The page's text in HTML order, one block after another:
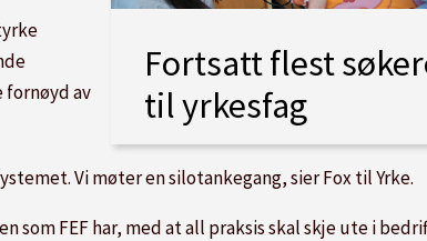
Fortsatt flest
til yrkesfag
av
Vi møter en silotankegang, sier Fox til Yrke.
FEF har, med at all praksis skal skje ute i